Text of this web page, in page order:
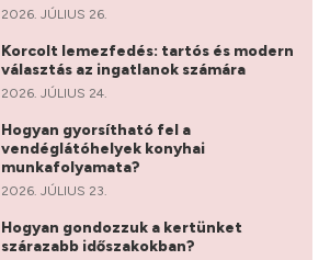
2026. JÚLIUS 26.
Korcolt lemezfedés: tartós és modern
választás az ingatlanok számára
2026. JÚLIUS 24.
Hogyan gyorsítható fel a
vendéglátóhelyek konyhai
munkafolyamata?
2026. JÚLIUS 23.
Hogyan gondozzuk a kertünket
szárazabb időszakokban?